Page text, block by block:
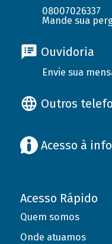
08007026337
Mande sua
Ouvidoria
Envie sua
Outros
Acesso à
Acesso Rápido
Quem somos
Onde atuamos